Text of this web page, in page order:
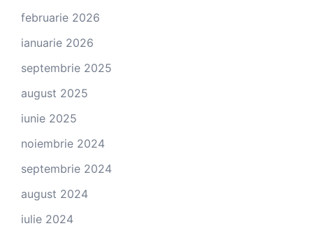
februarie 2026
ianuarie 2026
septembrie 2025
august 2025
iunie 2025
noiembrie 2024
septembrie 2024
august 2024
iulie 2024